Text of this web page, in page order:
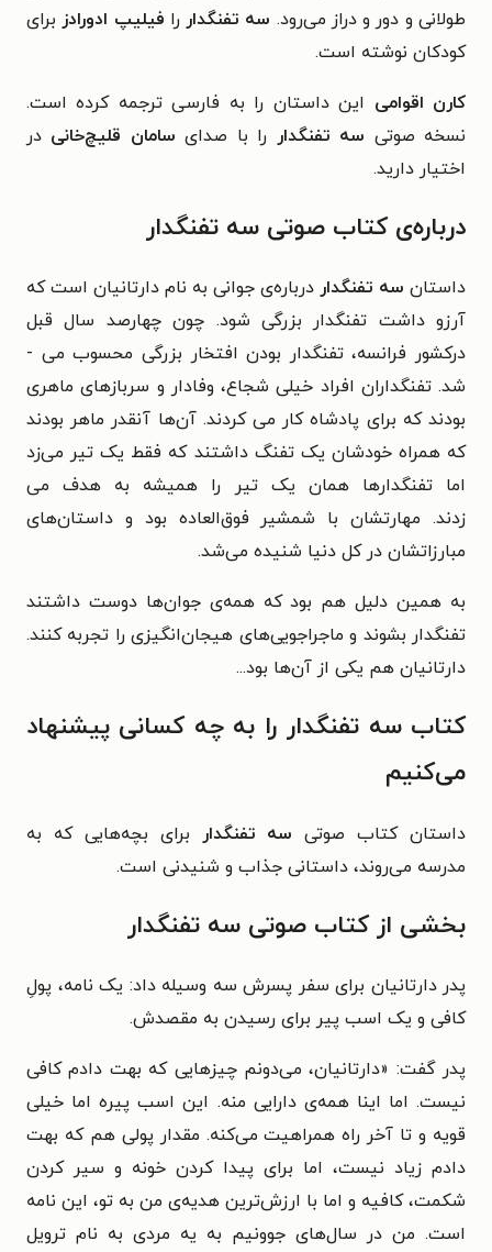
طولانی و دور و دراز می‌رود. سه تفنگدار را فیلیپ ادورادز برای
کودکان نوشته است.
کارن اقوامی این داستان را به فارسی ترجمه کرده است.
نسخه صوتی سه تفنگدار را با صدای سامان قلیچ‌خانی در
اختیار دارید.
درباره‌ی کتاب صوتی سه تفنگدار
داستان سه تفنگدار درباره‌ی جوانی به نام دارتانیان است که
آرزو داشت تفنگدار بزرگی شود. چونچهارصد سال قبل
درکشور فرانسه، تفنگدار بودن افتخار بزرگی محسوب می ­
شد.تفنگداران افراد خیلی شجاع، وفادار و سرباز­های ماهری
بودند که برای پادشاه کار می­ کردند. آن‌ها آنقدر ماهر بودند
کههمراه خودشان یک تفنگ داشتند که فقط یک تیر می‌زد
اما تفنگدارها همان یک تیر را همیشه به هدف می
زدند. مهارتشان با شمشیر فوق‌العاده بود و داستان‌های
مبارزاتشان در کل دنیا شنیده می­‌شد.
به همین دلیل هم بود که همه­­‌ی جوان­‌ها دوست داشتند
تفنگدار بشوند و ماجراجویی­‌های هیجان‌انگیزی را تجربه کنند.
دارتانیان هم یکی از آن‌ها بود...
کتاب سه تفنگدار را به چه کسانی پیشنهاد
می‌کنیم
داستان کتاب صوتی سه تفنگدار
برای بچه‌هایی که به
مدرسه می‌روند، داستانی جذاب و شنیدنی است.
بخشی از کتاب صوتی سه تفنگدار
پدر دارتانیان برای سفر پسرش سه وسیله داد: یک نامه، پولِ
کافی و یک اسب پیر برای رسیدن به مقصدش.
پدر گفت: «دارتانیان، می‌دونم چیزهایی که بهت دادم کافی
نیست. اما اینا همه‌ی دارایی منه. این اسب پیره اما خیلی
قویه و تا آخر راه همراهیت می‌کنه. مقدار پولی هم که بهت
دادم زیاد نیست، اما برای پیدا کردن خونه و سیر کردن
شکمت، کافیه و اما با ارزش‌ترین هدیه‌ی من به تو، این نامه
است. من در سال‌های جوونیم به یه مردی به نام ترویل